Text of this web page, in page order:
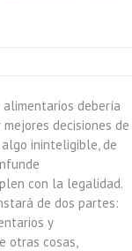
debería
decisiones de
ininteligible, de
con la legalidad.
de dos partes:
y
otras cosas,